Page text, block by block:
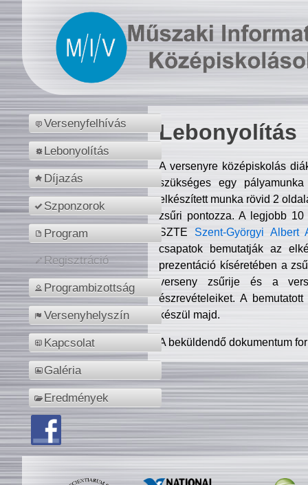
Versenyfelhívás
Lebonyolítás
Díjazás
Szponzorok
Program
Regisztráció
Programbizottság
Versenyhelyszín
Kapcsolat
Galéria
Eredmények
Lebonyolítás
A versenyre középiskolás
szükséges egy
elkészített munka rövid 2
zsűri pontozza. A legjobb
SZTE Szent-Györgyi Albert
csapatok bemutatják az
prezentáció kíséretében a
verseny zsűrije és a
észrevételeiket. A
készül majd.
A beküldendő dokumentum